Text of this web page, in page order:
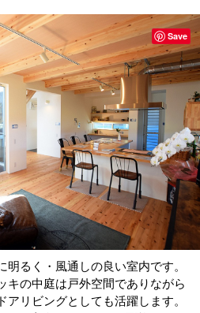
るく・風通しの良い室内です。
キの中庭は戸外空間でありながら
リビングとしても活躍します。
Save